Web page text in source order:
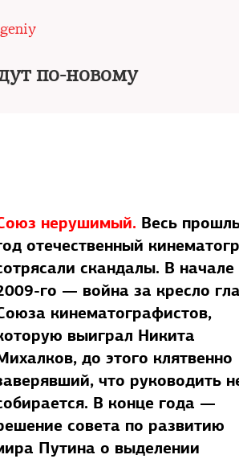
по-новому
нерушимый. Весь
отечественный
скандалы. В начале
го — война за кресло
кинематографистов,
выиграл Никита
до этого клятвенно
что руководить
В конце года —
совета по развитию
Путина о выделении